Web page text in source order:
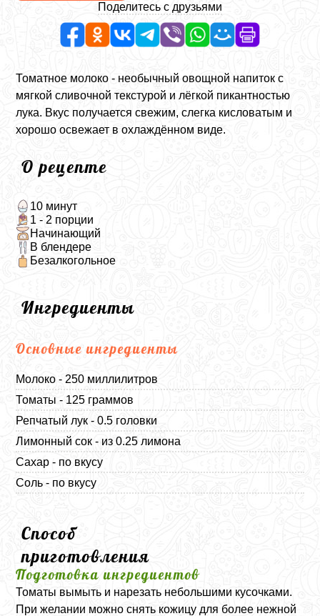
Поделитесь с друзьями
Томатное молоко - необычный овощной напиток с
мягкой сливочной текстурой и лёгкой пикантностью
лука. Вкус получается свежим, слегка кисловатым и
хорошо освежает в охлаждённом виде.
О рецепте
10 минут
1 - 2 порции
Начинающий
В блендере
Безалкогольное
Ингредиенты
Основные ингредиенты
Молоко - 250 миллилитров
Томаты - 125 граммов
Репчатый лук - 0.5 головки
Лимонный сок - из 0.25 лимона
Сахар - по вкусу
Соль - по вкусу
Способ
приготовления
Подготовка ингредиентов
Томаты вымыть и нарезать небольшими кусочками.
При желании можно снять кожицу для более нежной